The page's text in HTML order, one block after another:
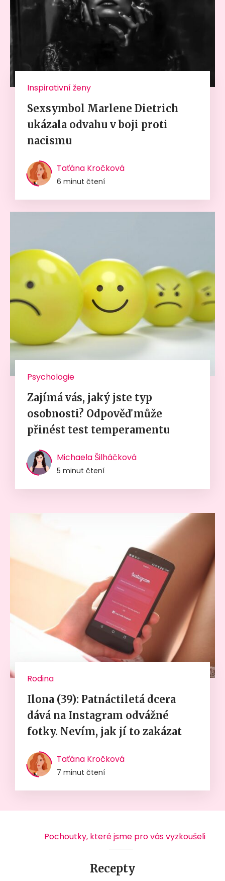
Inspirativní ženy
Sexsymbol Marlene Dietrich
ukázala odvahu v boji proti
nacismu
Taťána Kročková
6 minut čtení
Psychologie
Zajímá vás, jaký jste typ
osobnosti? Odpověď může
přinést test temperamentu
Michaela Šilháčková
5 minut čtení
Rodina
Ilona (39): Patnáctiletá dcera
dává na Instagram odvážné
fotky. Nevím, jak jí to zakázat
Taťána Kročková
7 minut čtení
Pochoutky, které jsme pro vás vyzkoušeli
Recepty